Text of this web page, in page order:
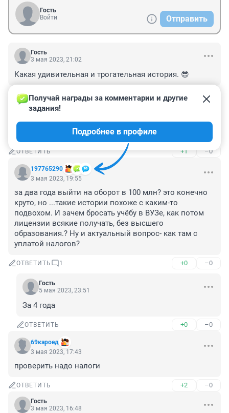
Гость
Войти
Отправить
Гость
3 мая 2023, 21:02
Какая удивительная и трогательная история. 😎
ОТВЕТИТЬ –0
Гость
ОТВЕТИТЬ +1 –0
197765290
Получай награды за комментарии и другие
задания!
Подробнее в профиле
3 мая 2023, 19:55
за два года выйти на оборот в 100 млн? это конечно
круто, но ...такие истории похоже с каким-то
подвохом. И зачем бросать учёбу в ВУЗе, как потом
лицензии всякие получать, без высшего
образования.? Ну и актуальный вопрос- как там с
уплатой налогов?
ОТВЕТИТЬ 1 +0 –0
Гость
5 мая 2023, 23:51
За 4 года
ОТВЕТИТЬ +0 –0
69кароед
3 мая 2023, 17:43
проверить надо налоги
ОТВЕТИТЬ +2 –0
Гость
3 мая 2023, 16:48